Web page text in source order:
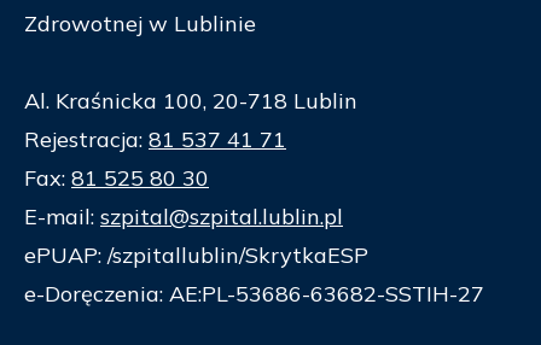
Zdrowotnej w Lublinie
Al. Kraśnicka 100, 20-718 Lublin
Rejestracja: 81 537 41 71
Fax: 81 525 80 30
E-mail: szpital@szpital.lublin.pl
ePUAP: /szpitallublin/SkrytkaESP
e-Doręczenia: AE:PL-53686-63682-SSTIH-27